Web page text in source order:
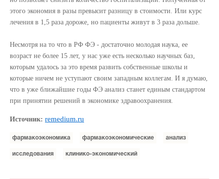
этого экономия в разы превысит разницу в стоимости. Или курс
лечения в 1,5 раза дороже, но пациенты живут в 3 раза дольше.
Несмотря на то что в РФ ФЭ - достаточно молодая наука, ее
возраст не более 15 лет, у нас уже есть несколько научных баз,
которым удалось за это время развить собственные школы и
которые ничем не уступают своим западным коллегам. И я думаю,
что в уже ближайшие годы ФЭ анализ станет единым стандартом
при принятии решений в экономике здравоохранения.
Источник: remedium.ru
фармакоэкономика фармакоэкономические анализ
исследования клинико-экономический